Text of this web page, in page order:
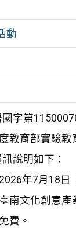
動
字第
教育部實驗教
說明如下：
年7月18日
南文化創意
費。